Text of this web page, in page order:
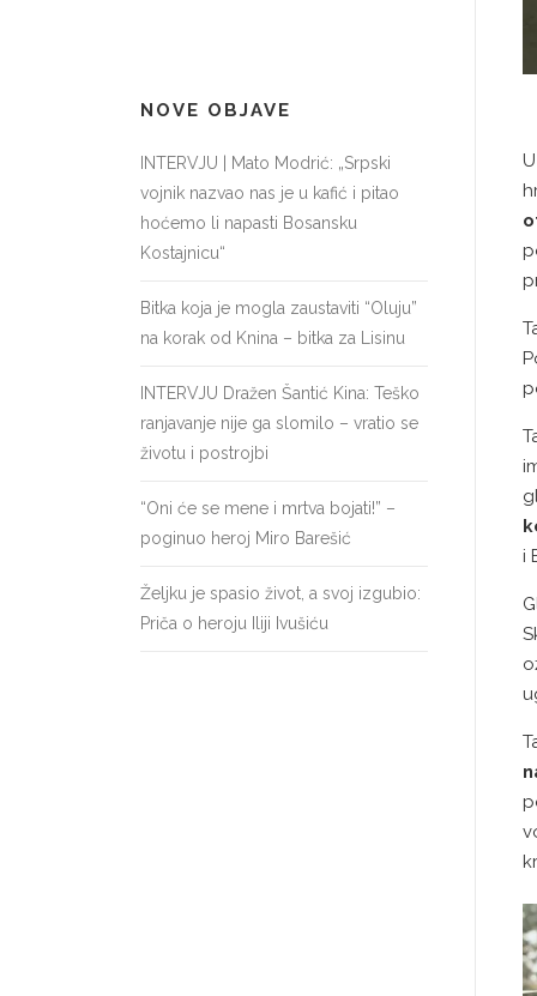
i
NOVE OBJAVE
INTERVJU | Mato Modrić: „Srpski
vojnik nazvao nas je u kafić i pitao
hoćemo li napasti Bosansku
Kostajnicu“
Bitka koja je mogla zaustaviti “Oluju”
na korak od Knina – bitka za Lisinu
INTERVJU Dražen Šantić Kina: Teško
ranjavanje nije ga slomilo – vratio se
životu i postrojbi
“Oni će se mene i mrtva bojati!” –
poginuo heroj Miro Barešić
Željku je spasio život, a svoj izgubio:
Priča o heroju Iliji Ivušiću